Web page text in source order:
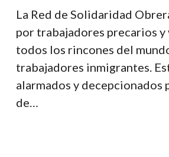
12:
Declaración
de
la
WSN
La Red de Solidaridad
por trabajadores precarios y
todos los rincones del
trabajadores inmigrantes.
alarmados y decepcionados
de…